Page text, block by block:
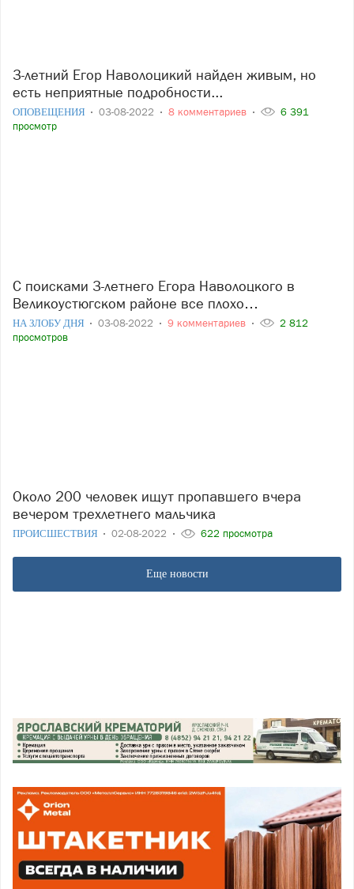
3-летний Егор Наволоцикий найден живым, но
есть неприятные подробности...
ОПОВЕЩЕНИЯ 03-08-2022 8 комментариев
6 391
просмотр
С поисками 3-летнего Егора Наволоцкого в
Великоустюгском районе все плохо…
НА ЗЛОБУ ДНЯ 03-08-2022 9 комментариев
2 812
просмотров
Около 200 человек ищут пропавшего вчера
вечером трехлетнего мальчика
ПРОИСШЕСТВИЯ 02-08-2022 622 просмотра
Еще новости